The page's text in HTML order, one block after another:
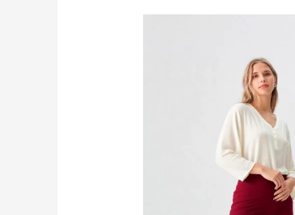
desde
$99.900
hasta
$109.900